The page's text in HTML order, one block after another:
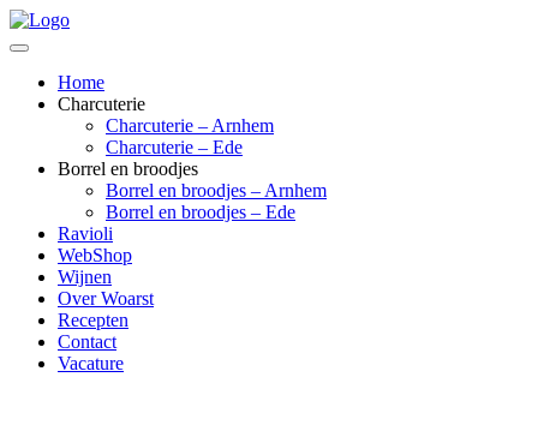
Home
Charcuterie
Charcuterie – Arnhem
Charcuterie – Ede
Borrel en broodjes
Borrel en broodjes – Arnhem
Borrel en broodjes – Ede
Ravioli
WebShop
Wijnen
Over Woarst
Recepten
Contact
Vacature